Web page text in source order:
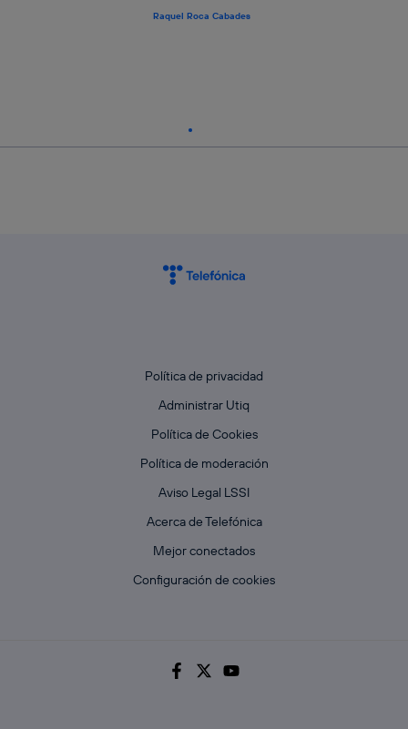
Raquel Roca Cabades
Política de privacidad
Administrar Utiq
Política de Cookies
Política de moderación
Aviso Legal LSSI
Acerca de Telefónica
Mejor conectados
Configuración de cookies